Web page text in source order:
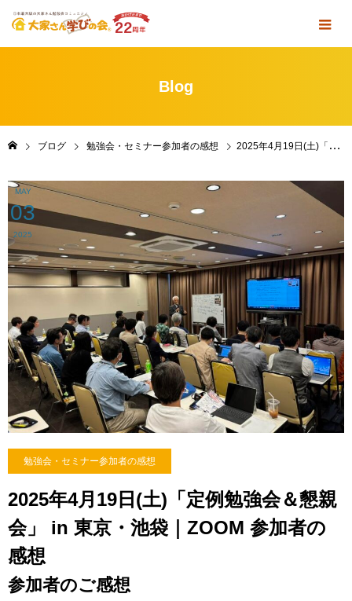
Blog
ブログ 勉強会・セミナー参加者の感想 2025年4月19日(土)「定例勉強会＆懇親会」 in 東京・池袋｜ZOOM 参加者の感想
MAY
03
2025
勉強会・セミナー参加者の感想
2025年4月19日(土)「定例勉強会＆懇親
会」 in 東京・池袋｜ZOOM 参加者の
感想
参加者のご感想